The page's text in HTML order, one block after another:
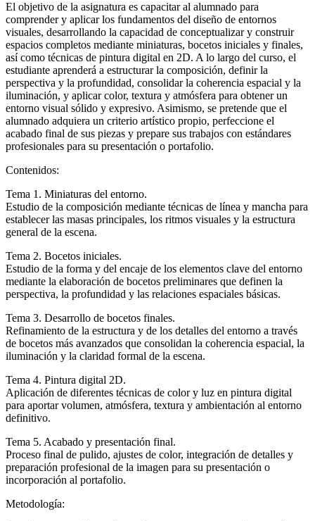
El objetivo de la asignatura es capacitar al alumnado para
comprender y aplicar los fundamentos del diseño de entornos
visuales, desarrollando la capacidad de conceptualizar y construir
espacios completos mediante miniaturas, bocetos iniciales y finales,
así como técnicas de pintura digital en 2D. A lo largo del curso, el
estudiante aprenderá a estructurar la composición, definir la
perspectiva y la profundidad, consolidar la coherencia espacial y la
iluminación, y aplicar color, textura y atmósfera para obtener un
entorno visual sólido y expresivo. Asimismo, se pretende que el
alumnado adquiera un criterio artístico propio, perfeccione el
acabado final de sus piezas y prepare sus trabajos con estándares
profesionales para su presentación o portafolio.
Contenidos:
Tema 1. Miniaturas del entorno.
Estudio de la composición mediante técnicas de línea y mancha para
establecer las masas principales, los ritmos visuales y la estructura
general de la escena.
Tema 2. Bocetos iniciales.
Estudio de la forma y del encaje de los elementos clave del entorno
mediante la elaboración de bocetos preliminares que definen la
perspectiva, la profundidad y las relaciones espaciales básicas.
Tema 3. Desarrollo de bocetos finales.
Refinamiento de la estructura y de los detalles del entorno a través
de bocetos más avanzados que consolidan la coherencia espacial, la
iluminación y la claridad formal de la escena.
Tema 4. Pintura digital 2D.
Aplicación de diferentes técnicas de color y luz en pintura digital
para aportar volumen, atmósfera, textura y ambientación al entorno
definitivo.
Tema 5. Acabado y presentación final.
Proceso final de pulido, ajustes de color, integración de detalles y
preparación profesional de la imagen para su presentación o
incorporación al portafolio.
Metodología: